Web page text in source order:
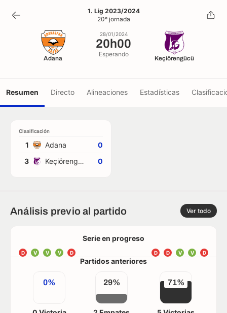
20h00
28/01/2024
1. Lig 2023/2024
20ª jornada
Adana
28/01/2024
20h00
Esperando
Keçiörengücü
Resumen Directo Alineaciones Estadísticas
Clasificación
1 Adana
0
3
Keçiörengücü 0
Análisis previo al partido Ver todo
Serie en progreso
D V V V D D
V
V
D
D
Partidos anteriores
0% 29% 71%